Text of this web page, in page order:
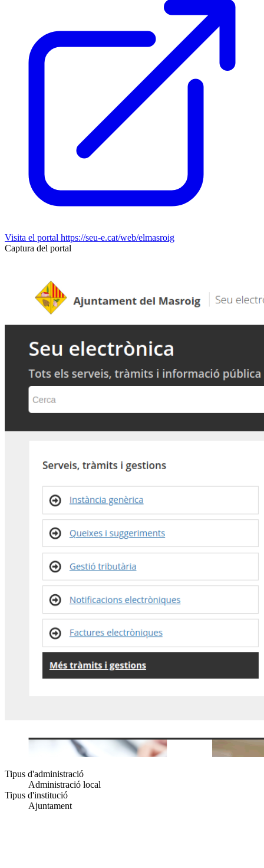
Visita el portal https://seu-e.cat/web/elmasroig
Captura del portal
Tipus d'administració
Administració local
Tipus d'institució
Ajuntament